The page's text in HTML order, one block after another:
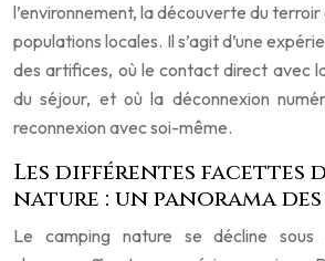
l’environnement, la découverte du terroir
populations locales. Il s’agit d’une
des artifices, où le contact direct avec
du séjour, et où la déconnexion
reconnexion avec soi-même.
Les différentes facettes
nature : un panorama
Le camping nature se décline sous